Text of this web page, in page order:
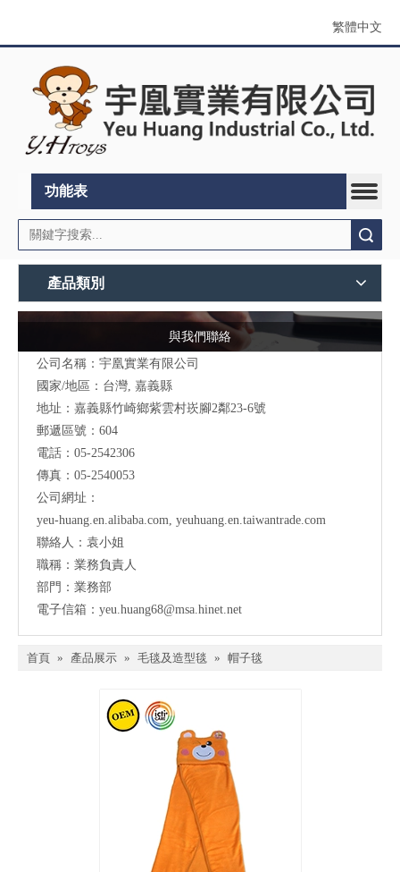
繁體中文
功能表
產品類別
與我們聯絡
公司名稱：宇凰實業有限公司
國家/地區：台灣, 嘉義縣
地址： 嘉義縣竹崎鄉紫雲村崁腳2鄰23-6號
郵遞區號：604
電話：05-2542306
傳真：05-2540053
公司網址：
yeu-huang.en.alibaba.com, yeuhuang.en.taiwantrade.com
聯絡人：袁小姐
職稱：業務負責人
部門：業務部
電子信箱： yeu.huang68@msa.hinet.net
首頁 » 產品展示 » 毛毯及造型毯 » 帽子毯